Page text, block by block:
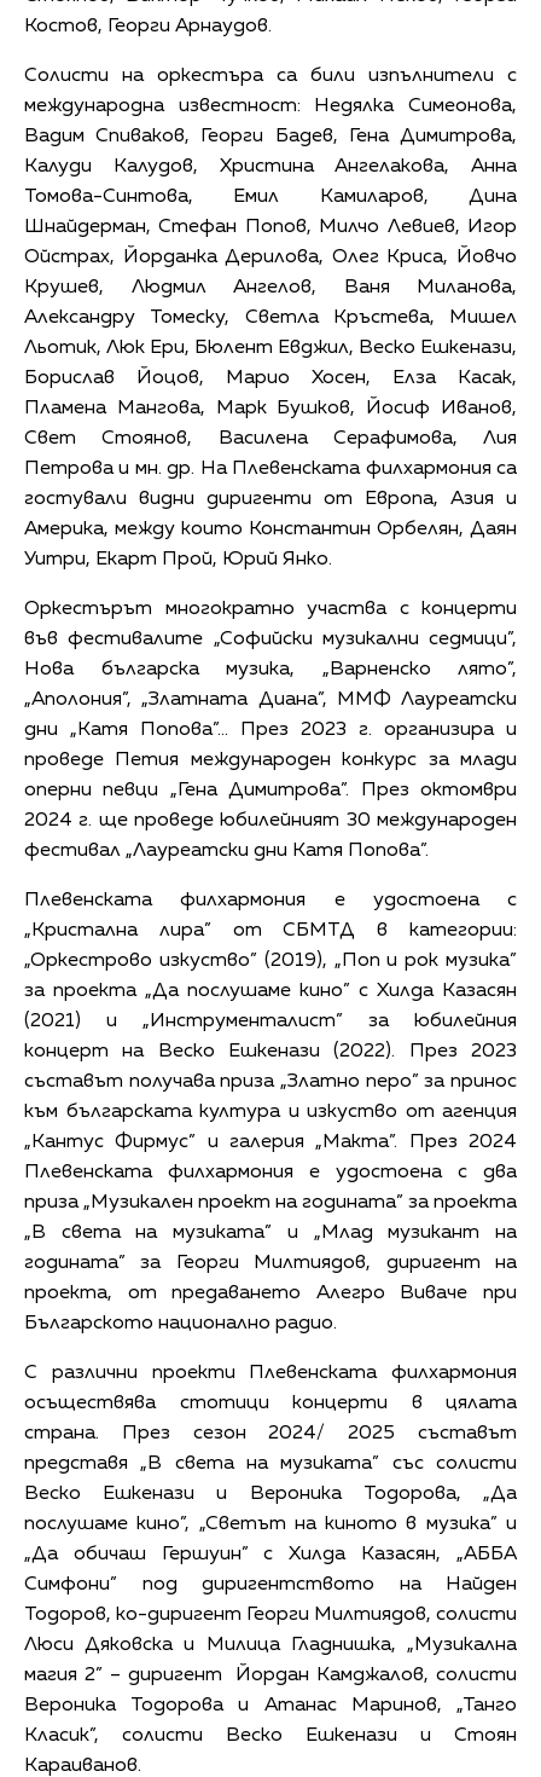
Костов, Георги Арнаудов.
Солисти на оркестъра са били изпълнители с
международна известност: Недялка Симеонова,
Вадим Спиваков, Георги Бадев, Гена Димитрова,
Калуди Калудов, Христина Ангелакова, Анна
Томова-Синтова, Емил Камиларов, Дина
Шнайдерман, Стефан Попов, Милчо Левиев, Игор
Ойстрах, Йорданка Дерилова, Олег Криса, Йовчо
Крушев, Людмил Ангелов, Ваня Миланова,
Александру Томеску, Светла Кръстева, Мишел
Льотик, Люк Ери, Бюлент Евджил, Веско Ешкенази,
Борислав Йоцов, Марио Хосен, Елза Касак,
Пламена Мангова, Марк Бушков, Йосиф Иванов,
Свет Стоянов, Василена Серафимова, Лия
Петрова и мн. др. На Плевенската филхармония са
гостували видни диригенти от Европа, Азия и
Америка, между които Константин Орбелян, Даян
Уитри, Екарт Прой, Юрий Янко.
Оркестърът многократно участва с концерти
във фестивалите „Софийски музикални седмици”,
Нова българска музика, „Варненско лято”,
„Аполония”, „Златната Диана”, ММФ Лауреатски
дни „Катя Попова”... През 2023 г. организира и
проведе Петия международен конкурс за млади
оперни певци „Гена Димитрова”. През октомври
2024 г. ще проведе юбилейният 30 международен
фестивал „Лауреатски дни Катя Попова”.
Плевенската филхармония е удостоена с
„Кристална лира” от СБМТД в категории:
„Оркестрово изкуство” (2019), „Поп и рок музика”
за проекта „Да послушаме кино” с Хилда Казасян
(2021) и „Инструменталист” за юбилейния
концерт на Веско Ешкенази (2022). През 2023
съставът получава приза „Златно перо” за принос
към българската култура и изкуство от агенция
„Кантус Фирмус” и галерия „Макта”. През 2024
Плевенската филхармония е удостоена с два
приза „Музикален проект на годината” за проекта
„В света на музиката” и „Млад музикант на
годината” за Георги Милтиядов, диригент на
проекта, от предаването Алегро Виваче при
Българското национално радио.
С различни проекти Плевенската филхармония
осъществява стотици концерти в цялата
страна. През сезон 2024/ 2025 съставът
представя „В света на музиката” със солисти
Веско Ешкенази и Вероника Тодорова, „Да
послушаме кино”, „Светът на киното в музика” и
„Да обичаш Гершуин” с Хилда Казасян, „АББА
Симфони” под диригентството на Найден
Тодоров, ко-диригент Георги Милтиядов, солисти
Люси Дяковска и Милица Гладнишка, „Музикална
магия 2” – диригент Йордан Камджалов, солисти
Вероника Тодорова и Атанас Маринов, „Танго
Класик”, солисти Веско Ешкенази и Стоян
Караиванов.